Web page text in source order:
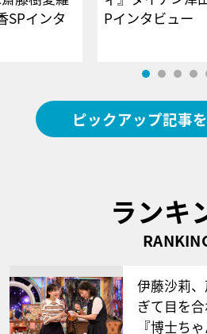
SPインタ
Pインタビ
ピックアップ記事
ランキ
伊藤沙莉
ぎて目を
『博士ち